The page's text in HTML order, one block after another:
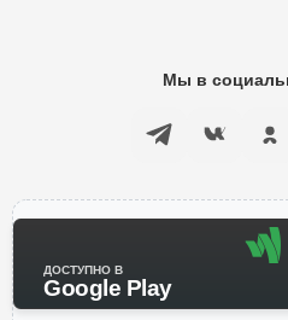
Мы в
ДОСТУПНО В
Google Play